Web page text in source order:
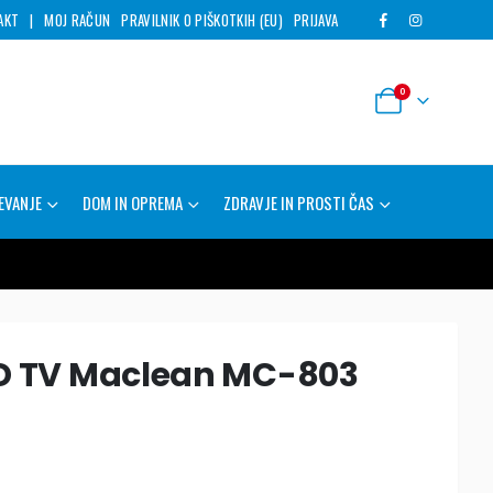
| MOJ RAČUN PRAVILNIK O PIŠKOTKIH (EU) PRIJAVA
0
DOM IN OPREMA ZDRAVJE IN PROSTI ČAS
TV Maclean MC-803